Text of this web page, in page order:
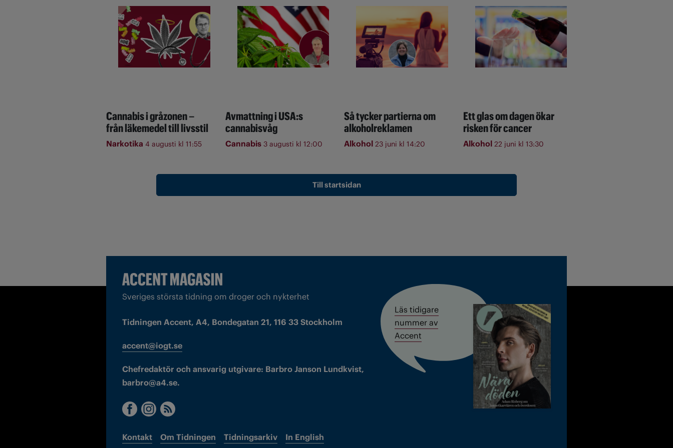
Cannabis i gråzonen –
från läkemedel till livsstil
Narkotika 4 augusti kl 11:55
Avmattning i USA:s
cannabisvåg
Cannabis 3 augusti kl 12:00
Så tycker partierna om
alkoholreklamen
Alkohol 23 juni kl 14:20
Ett glas om dagen ökar
risken för cancer
Alkohol 22 juni kl 13:30
Till startsidan
Sveriges största tidning om droger och nykterhet
Tidningen Accent, A4, Bondegatan 21, 116 33 Stockholm
accent@iogt.se
Chefredaktör och ansvarig utgivare: Barbro Janson Lundkvist,
barbro@a4.se.
Kontakt Om Tidningen Tidningsarkiv In English
Läs tidigare
nummer av
Accent